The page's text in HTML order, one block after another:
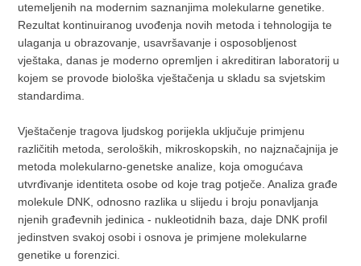
utemeljenih na modernim saznanjima molekularne genetike.
Rezultat kontinuiranog uvođenja novih metoda i tehnologija te
ulaganja u obrazovanje, usavršavanje i osposobljenost
vještaka, danas je moderno opremljen i akreditiran laboratorij u
kojem se provode biološka vještačenja u skladu sa svjetskim
standardima.
Vještačenje tragova ljudskog porijekla uključuje primjenu
različitih metoda, seroloških, mikroskopskih, no najznačajnija je
metoda molekularno-genetske analize, koja omogućava
utvrđivanje identiteta osobe od koje trag potječe. Analiza građe
molekule DNK, odnosno razlika u slijedu i broju ponavljanja
njenih građevnih jedinica - nukleotidnih baza, daje DNK profil
jedinstven svakoj osobi i osnova je primjene molekularne
genetike u forenzici.